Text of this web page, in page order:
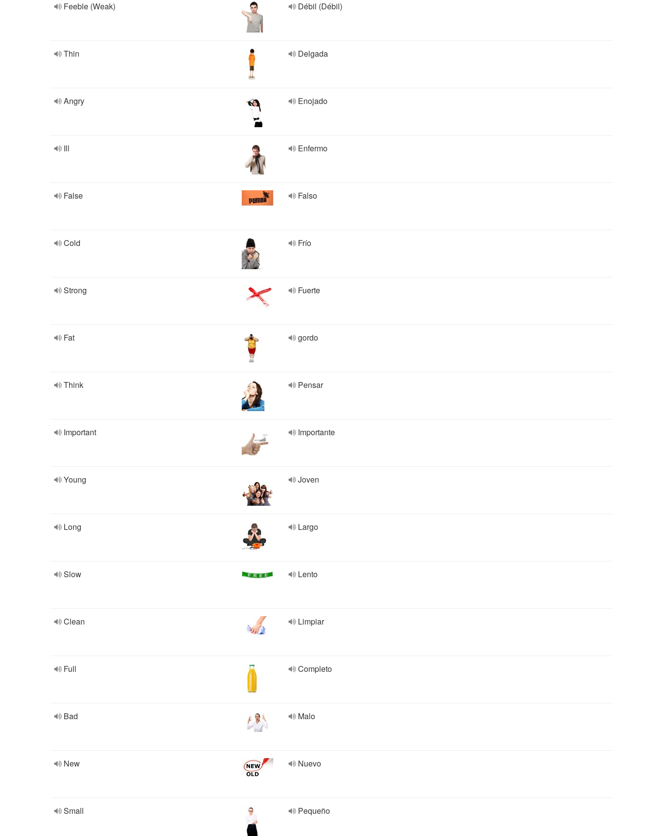
Feeble (Weak) Débil (Débil)
Thin Delgada
Angry Enojado
Ill Enfermo
False Falso
Cold Frío
Strong Fuerte
Fat gordo
Think Pensar
Important Importante
Young Joven
Long Largo
Slow Lento
Clean Limpiar
Full Completo
Bad Malo
New Nuevo
Small Pequeño